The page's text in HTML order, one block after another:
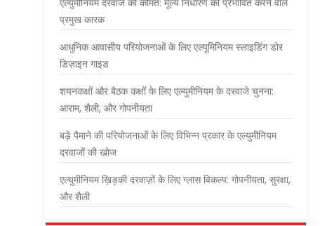
एल्युमीनियम दरवाजे की कीमत: मूल्य निर्धारण को प्रभावित करने वाले
प्रमुख कारक
आधुनिक आवासीय परियोजनाओं के लिए एल्यूमिनियम स्लाइडिंग डोर
डिज़ाइन गाइड
शयनकक्षों और बैठक कक्षों के लिए एल्युमीनियम के दरवाजे चुनना:
आराम, शैली, और गोपनीयता
बड़े पैमाने की परियोजनाओं के लिए विभिन्न प्रकार के एल्युमीनियम
दरवाजों की खोज
एल्युमीनियम ख़िड़की दरवाज़ों के लिए ग्लास विकल्प: गोपनीयता, सुरक्षा,
और शैली